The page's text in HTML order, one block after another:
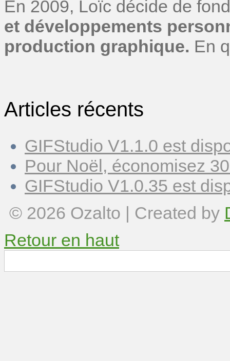
En 2009, Loïc décide de
et développements
production graphique. En
Articles récents
GIFStudio V1.1.0 est
Pour Noël, économisez
GIFStudio V1.0.35 est
© 2026 Ozalto | Created by
Retour en haut